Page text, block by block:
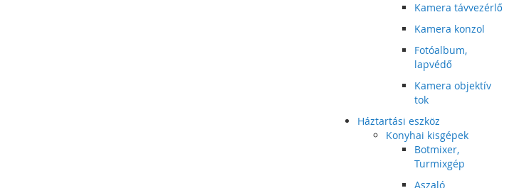
Kamera távvezérlő
Kamera konzol
Fotóalbum,
lapvédő
Kamera objektív
tok
Háztartási eszköz
Konyhai kisgépek
Botmixer,
Turmixgép
Aszaló